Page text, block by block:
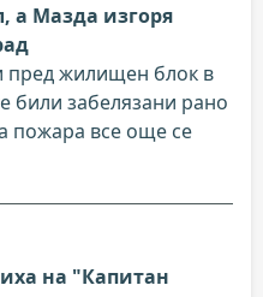
а Мазда изгоря
пред жилищен блок в
били забелязани рано
пожара все още се
на "Капитан